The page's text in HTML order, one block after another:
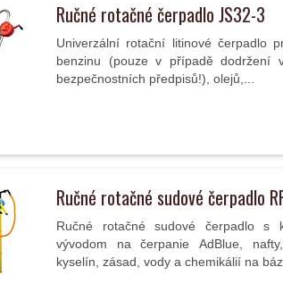
Ručné rotačné čerpadlo JS32-3
Univerzální rotační litinové čerpadlo
benzinu (pouze v případě dodržení
bezpečnostních předpisů!), olejů,...
Ručné rotačné sudové čerpadlo
Ručné rotačné sudové čerpadlo s
vývodom na čerpanie AdBlue,
kyselín, zásad, vody a chemikálií na